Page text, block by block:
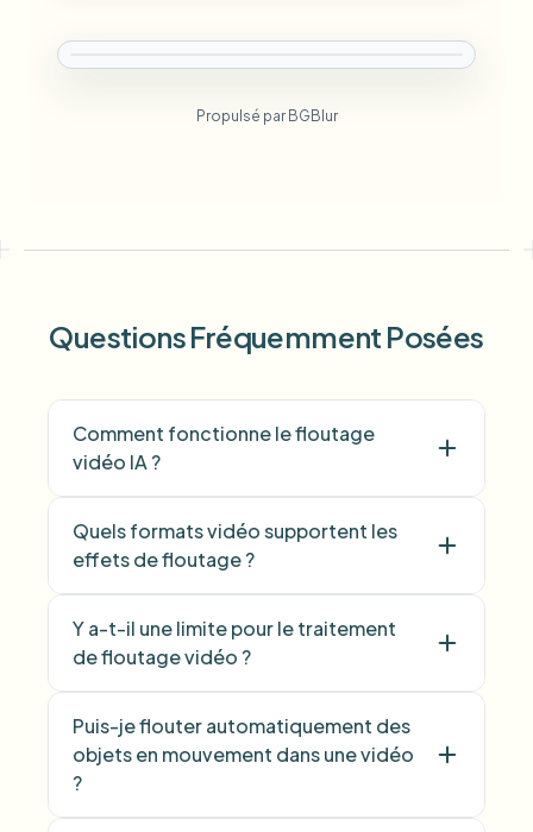
Propulsé par BGBlur
Questions Fréquemment Posées
Comment fonctionne le floutage
vidéo IA ?
Quels formats vidéo supportent les
effets de floutage ?
Y a-t-il une limite pour le traitement
de floutage vidéo ?
Puis-je flouter automatiquement des
objets en mouvement dans une vidéo
?